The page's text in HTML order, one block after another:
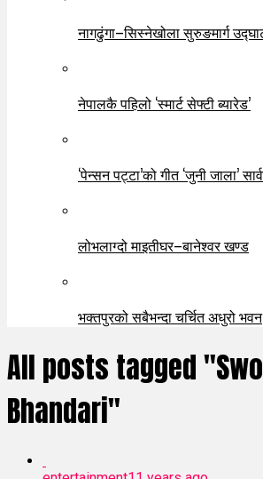
नागढुंगा–सिस्नेखोला सुरुङमार्ग
नेपालकै पहिलो ‘स्मार्ट सेफ्टी ब्यारेड’
‘पेन्सन पट्टा’को गीत ‘जुनी जाला’
लोभलाग्दो माइतीघर–बानेश्वर खण्ड
भक्तपुरको सबैभन्दा चर्चित अधुरो भवन
All posts tagged
Bhandari"